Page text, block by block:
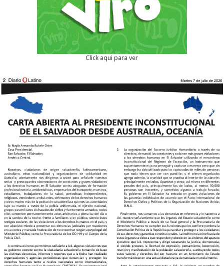
Click aqui para ver